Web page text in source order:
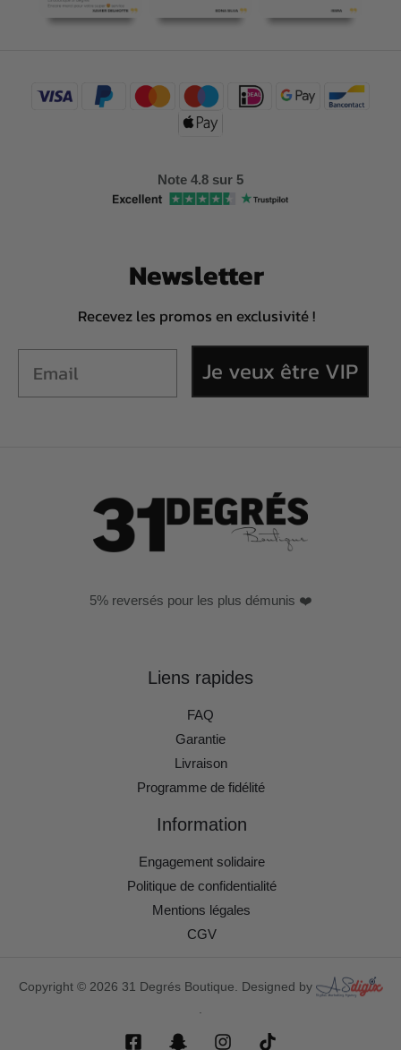
Note 4.8 sur 5
Newsletter
Recevez les promos en exclusivité !
Je veux être VIP
5% reversés pour les plus démunis ❤️
Liens rapides
FAQ
Garantie
Livraison
Programme de fidélité
Information
Engagement solidaire
Politique de confidentialité
Mentions légales
CGV
Copyright © 2026 31 Degrés Boutique. Designed by
.